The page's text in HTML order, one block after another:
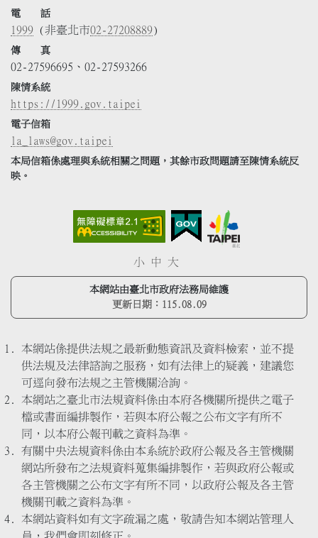
電 話
1999 (非臺北市02-27208889)
傳 真
02-27596695、02-27593266
陳情系統
https://1999.gov.taipei
電子信箱
la_laws@gov.taipei
本局信箱係處理與系統相關之問題，其餘市政問題請至陳情系統反
映。
小 中 大
本網站由臺北市政府法務局維護
更新日期： 115.08.09
本網站係提供法規之最新動態資訊及資料檢索，並不提
供法規及法律諮詢之服務，如有法律上的疑義，建議您
可逕向發布法規之主管機關洽詢。
本網站之臺北市法規資料係由本府各機關所提供之電子
檔或書面編排製作，若與本府公報之公布文字有所不
同，以本府公報刊載之資料為準。
有關中央法規資料係由本系統於政府公報及各主管機關
網站所發布之法規資料蒐集編排製作，若與政府公報或
各主管機關之公布文字有所不同，以政府公報及各主管
機關刊載之資料為準。
本網站資料如有文字疏漏之處，敬請告知本網站管理人
員，我們會即刻修正。